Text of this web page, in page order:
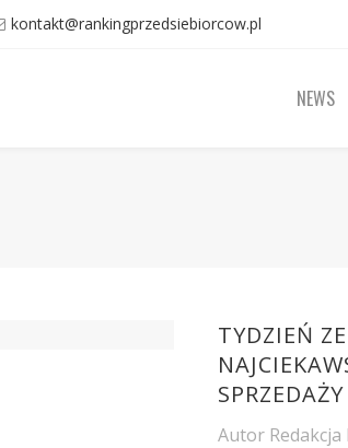
kontakt@rankingprzedsiebiorcow.pl
NEWS
TYDZIEŃ
Autor